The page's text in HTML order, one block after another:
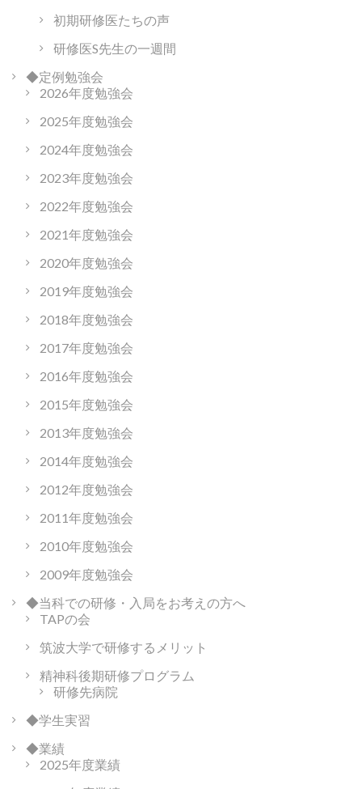
初期研修医たちの声
研修医S先生の一週間
◆定例勉強会
2026年度勉強会
2025年度勉強会
2024年度勉強会
2023年度勉強会
2022年度勉強会
2021年度勉強会
2020年度勉強会
2019年度勉強会
2018年度勉強会
2017年度勉強会
2016年度勉強会
2015年度勉強会
2013年度勉強会
2014年度勉強会
2012年度勉強会
2011年度勉強会
2010年度勉強会
2009年度勉強会
◆当科での研修・入局をお考えの方へ
TAPの会
筑波大学で研修するメリット
精神科後期研修プログラム
研修先病院
◆学生実習
◆業績
2025年度業績